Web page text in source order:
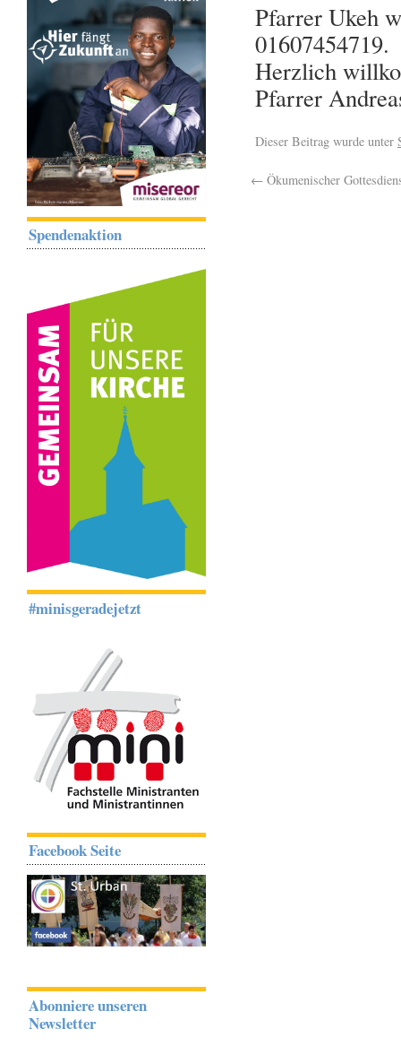
Pfarrer Ukeh
01607454719.
Herzlich
Pfarrer
Dieser Beitrag wurde unter
← Ökumenischer
Spendenaktion
#minisgeradejetzt
Facebook Seite
Abonniere unseren
Newsletter